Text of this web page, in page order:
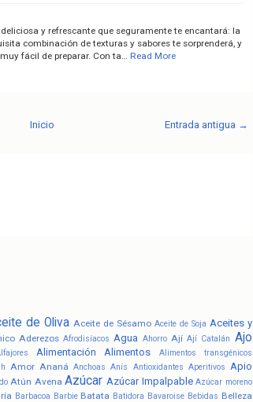
y refrescante que seguramente te encantará: la
combinación de texturas y sabores te sorprenderá, y
fácil de preparar. Con ta…
Read More
Entrada antigua →
Inicio
de Oliva Aceite de Sésamo Aceite de Soja Aceites y
Aderezos Afrodisíacos Agua Ahorro Ají Ají Catalán Ajo
Alimentación Alimentos Alimentos transgénicos
Amor Ananá Anchoas Anís Antioxidantes Aperitivos Apio
Atún Avena Azúcar Azúcar Impalpable Azúcar moreno
Barbacoa Barbie Batata Batidora Bavaroise Bebidas Belleza